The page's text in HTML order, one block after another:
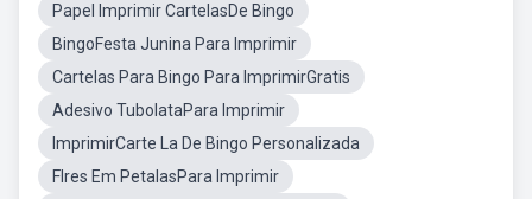
Papel Imprimir CartelasDe Bingo
BingoFesta Junina Para Imprimir
Cartelas Para Bingo Para ImprimirGratis
Adesivo TubolataPara Imprimir
ImprimirCarte La De Bingo Personalizada
Flres Em PetalasPara Imprimir